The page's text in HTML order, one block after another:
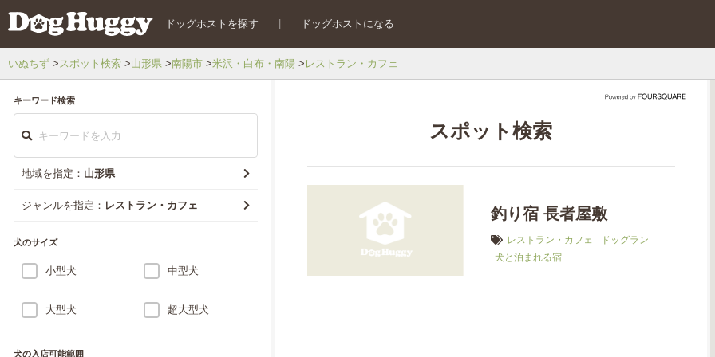
ドッグホストを探す ドッグホストになる
いぬちず スポット検索 山形県 南陽市 米沢・白布・南陽 レストラン・カフェ
キーワード検索
地域を指定： 山形県
ジャンルを指定： レストラン・カフェ
犬のサイズ
小型犬 中型犬
大型犬 超大型犬
犬の入店可能範囲
スポット検索
釣り宿 長者屋敷
レストラン・カフェ
ドッグラン
犬と泊まれる宿